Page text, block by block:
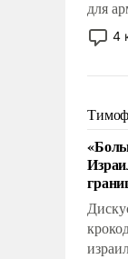
для
Мир,
за
свои
4